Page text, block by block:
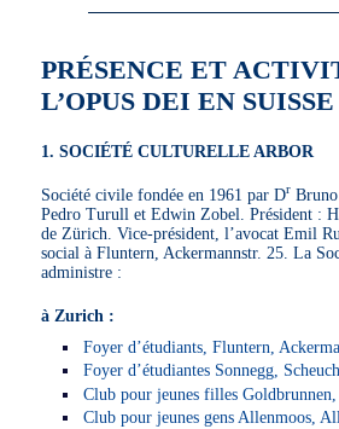
PRÉSENCE ET
L’OPUS DEI EN SUISSE
1. SOCIÉTÉ CULTURELLE ARBOR
Société civile fondée en 1961 par Dr
Pedro Turull et Edwin Zobel. Président :
de Zürich. Vice-président, l’avocat Emil
social à Fluntern, Ackermannstr. 25. La
administre :
à Zurich :
Foyer d’étudiants, Fluntern,
Foyer d’étudiantes Sonnegg,
Club pour jeunes filles
Club pour jeunes gens Allenmoos,